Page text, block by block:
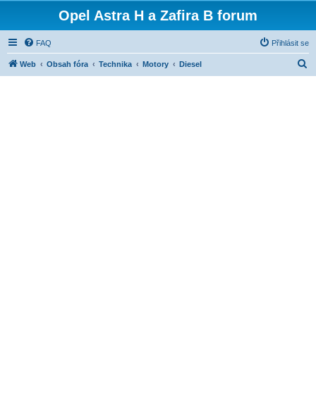
Opel Astra H a Zafira B forum
FAQ Přihlásit se
Web Obsah fóra Technika Motory Diesel